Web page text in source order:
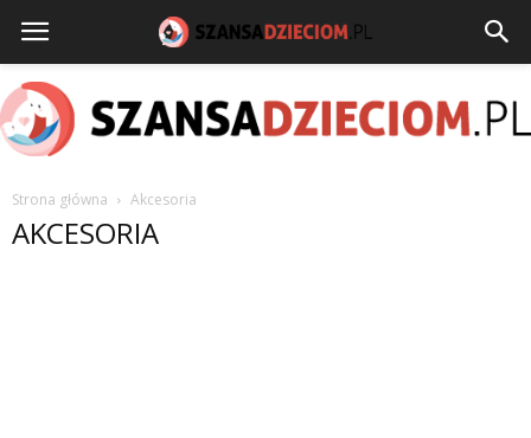
Strona główna Akcesoria
AKCESORIA